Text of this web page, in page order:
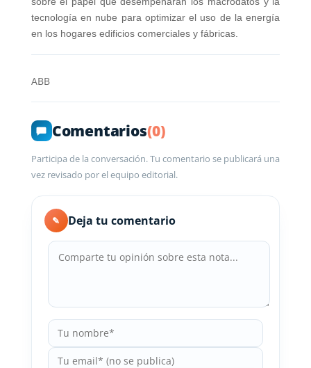
tecnología en nube para optimizar el uso de la energía
en los hogares edificios comerciales y fábricas.
ABB
Comentarios(0)
Participa de la conversación. Tu comentario se publicará una
vez revisado por el equipo editorial.
✎ Deja tu comentario